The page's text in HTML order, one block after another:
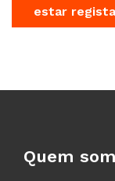
estar
Quem